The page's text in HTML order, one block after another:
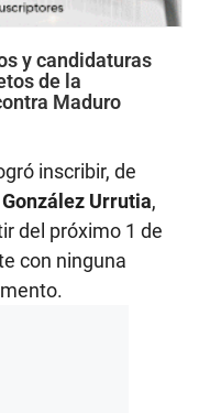
y candidaturas
de la
Maduro
inscribir, de
Urrutia,
del próximo 1 de
con ninguna